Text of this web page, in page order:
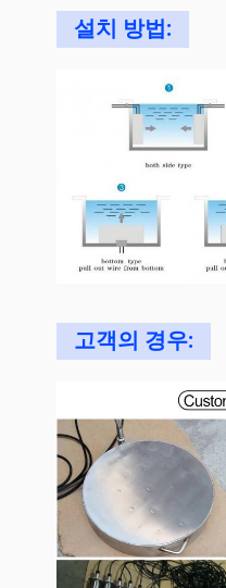
설치 방법:
고객의 경우: